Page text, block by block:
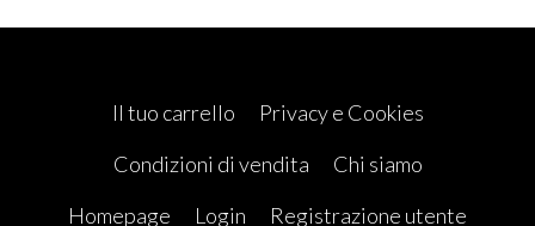
Il tuo carrello
Privacy e Cookies
Condizioni di vendita
Chi siamo
Homepage
Login
Registrazione utente